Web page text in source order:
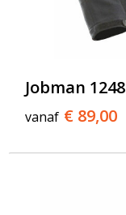
Jobman
vanaf € 89,00